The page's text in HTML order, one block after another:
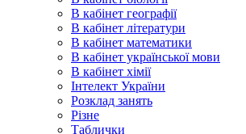
В кабінет географії
В кабінет літератури
В кабінет математики
В кабінет української мови
В кабінет хімії
Інтелект України
Розклад занять
Різне
Таблички